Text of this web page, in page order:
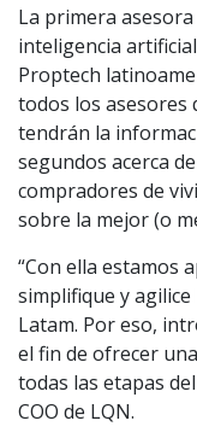
La primera
inteligencia
Proptech
todos los asesores
tendrán la
segundos acerca
compradores de
sobre la mejor (o
“Con ella estamos
simplifique y
Latam. Por eso,
el fin de ofrecer
todas las etapas
COO de LQN.